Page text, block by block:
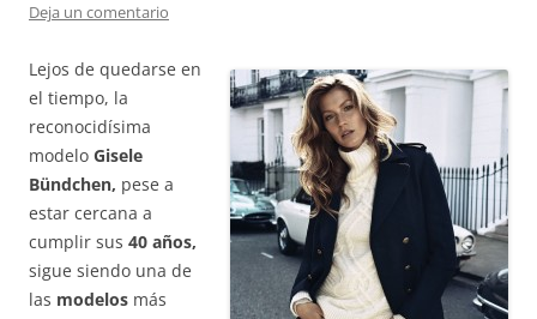
Deja un comentario
Lejos de quedarse en
el tiempo, la
reconocidísima
modelo Gisele
Bündchen, pese a
estar cercana a
cumplir sus 40 años,
sigue siendo una de
las modelos más